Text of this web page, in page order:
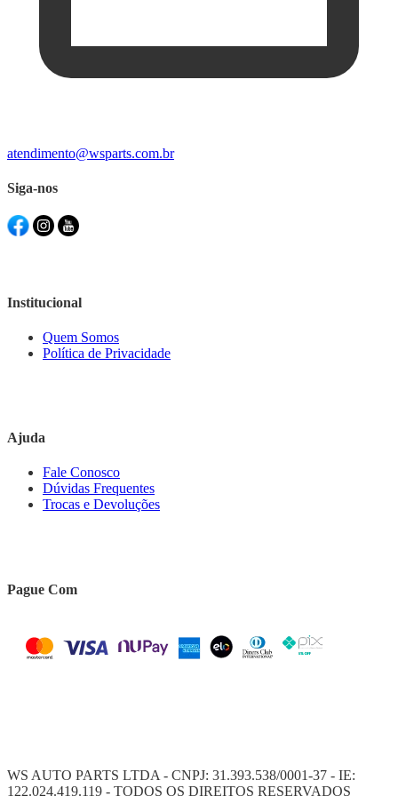
atendimento@wsparts.com.br
Siga-nos
Institucional
Quem Somos
Política de Privacidade
Ajuda
Fale Conosco
Dúvidas Frequentes
Trocas e Devoluções
Pague Com
WS AUTO PARTS LTDA - CNPJ: 31.393.538/0001-37 - IE:
122.024.419.119 - TODOS OS DIREITOS RESERVADOS